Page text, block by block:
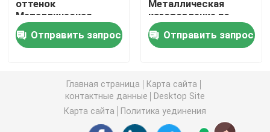
Части для изгиба листового металла
Лазер металла режа части
Части CNC поворачивая
Фрезерные детали с ЧПУ
оттенок
Металлическая
изготовление на
заказ с помощью
CNC-обработки
Отправить запрос
Металлическая
изготовление по
заказу с CNC-
обработкой,
изгибкой, сваркой
Отправить запрос
Главная страница
Карта сайта
контактные данные
Desktop Site
Карта сайта
Политика уединения